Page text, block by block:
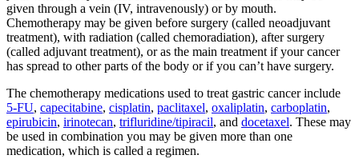
given through a vein (IV, intravenously) or by mouth.
Chemotherapy may be given before surgery (called neoadjuvant
treatment), with radiation (called chemoradiation), after surgery
(called adjuvant treatment), or as the main treatment if your cancer
has spread to other parts of the body or if you can’t have surgery.
The chemotherapy medications used to treat gastric cancer include
5-FU, capecitabine, cisplatin, paclitaxel, oxaliplatin, carboplatin,
epirubicin, irinotecan, trifluridine/tipiracil, and docetaxel. These may
be used in combination you may be given more than one
medication, which is called a regimen.